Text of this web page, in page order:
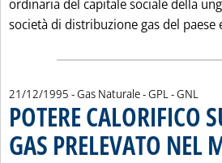
ordinaria del capitale sociale della
società di distribuzione gas del paese
21/12/1995 - Gas Naturale - GPL - GNL
POTERE CALORIFICO
GAS PRELEVATO NEL